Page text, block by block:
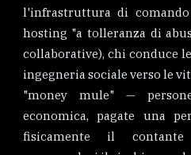
l'infrastruttura di
hosting "a tolleranza di
collaborative), chi conduce
ingegneria sociale verso le
"money mule" —
economica, pagate una
fisicamente il